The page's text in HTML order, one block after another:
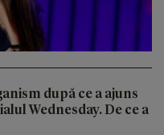
după ce a ajuns
Wednesday. De ce a